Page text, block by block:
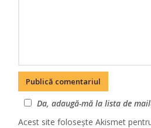
Da, adaugă-mă la lista de
Acest site folosește Akismet